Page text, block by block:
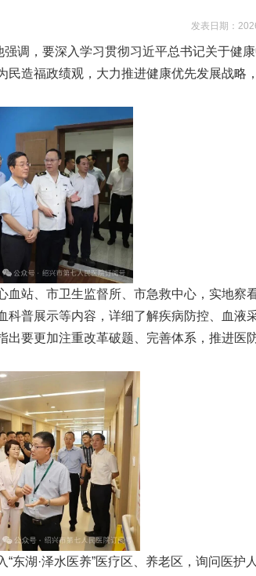
发表日期：
，要深入学习贯彻习近平总书记关于健
造福政绩观，大力推进健康优先发展战略
站、市卫生监督所、市急救中心，实地察
普展示等内容，详细了解疾病防控、血液
要更加注重改革破题、完善体系，推进医
湖·泽水医养”医疗区、养老区，询问医护